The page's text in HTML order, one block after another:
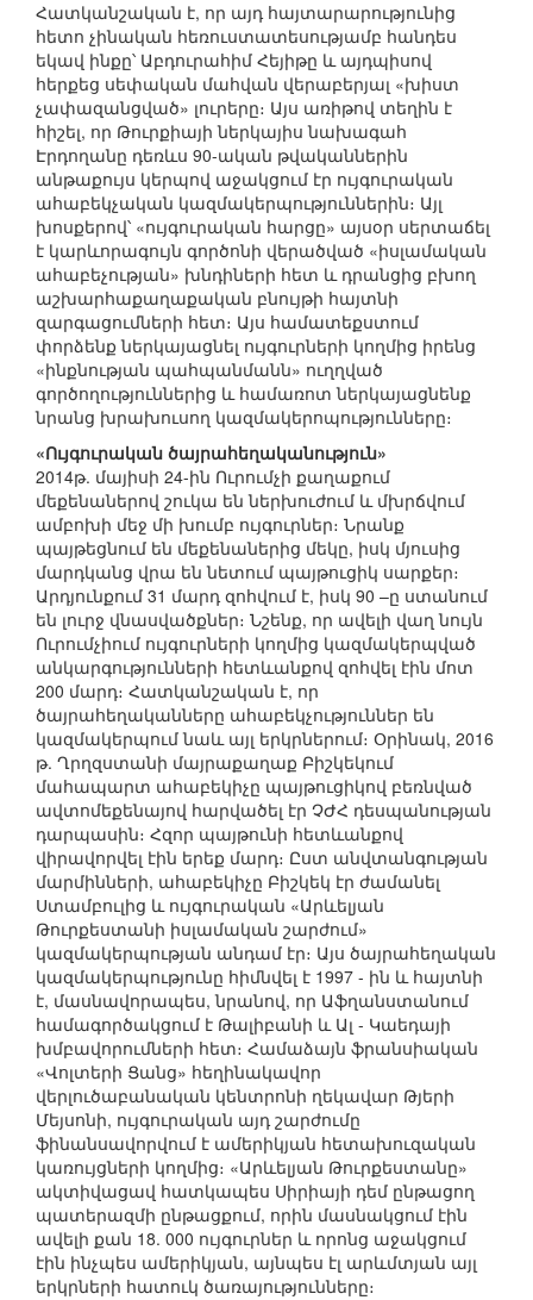
Հատկանշական է, որ այդ հայտարարությունից
հետո չինական հեռուստատեսությամբ հանդես
եկավ ինքը՝ Աբդուրահիմ Հեյիթը և այդպիսով
հերքեց սեփական մահվան վերաբերյալ «խիստ
չափազանցված» լուրերը։ Այս առիթով տեղին է
հիշել, որ Թուրքիայի ներկայիս նախագահ
Էրդողանը դեռևս 90-ական թվականներին
անթաքույս կերպով աջակցում էր ույգուրական
ահաբեկչական կազմակերպություններին։ Այլ
խոսքերով՝ «ույգուրական հարցը» այսօր սերտաճել
է կարևորագույն գործոնի վերածված «իսլամական
ահաբեչության» խնդիների հետ և դրանցից բխող
աշխարհաքաղաքական բնույթի հայտնի
զարգացումների հետ։ Այս համատեքստում
փորձենք ներկայացնել ույգուրների կողմից իրենց
«ինքնության պահպանմանն» ուղղված
գործողություններից և համառոտ ներկայացնենք
նրանց խրախուսող կազմակերոպությունները։
«Ույգուրական ծայրահեղականություն»
2014թ. մայիսի 24-ին Ուրումչի քաղաքում
մեքենաներով շուկա են ներխուժում և մխրճվում
ամբոխի մեջ մի խումբ ույգուրներ։ Նրանք
պայթեցնում են մեքենաներից մեկը, իսկ մյուսից
մարդկանց վրա են նետում պայթուցիկ սարքեր։
Արդյունքում 31 մարդ զոհվում է, իսկ 90 –ը ստանում
են լուրջ վնասվածքներ։ Նշենք, որ ավելի վաղ նույն
Ուրումչիում ույգուրների կողմից կազմակերպված
անկարգությունների հետևանքով զոհվել էին մոտ
200 մարդ։ Հատկանշական է, որ
ծայրահեղականները ահաբեկչություններ են
կազմակերպում նաև այլ երկրներում։ Օրինակ, 2016
թ. Ղրղզստանի մայրաքաղաք Բիշկեկում
մահապարտ ահաբեկիչը պայթուցիկով բեռնված
ավտոմեքենայով հարվածել էր ՉԺՀ դեսպանության
դարպասին։ Հզոր պայթունի հետևանքով
վիրավորվել էին երեք մարդ։ Ըստ անվտանգության
մարմինների, ահաբեկիչը Բիշկեկ էր ժամանել
Ստամբուլից և ույգուրական «Արևելյան
Թուրքեստանի իսլամական շարժում»
կազմակերպության անդամ էր։ Այս ծայրահեղական
կազմակերպությունը հիմնվել է 1997 - ին և հայտնի
է, մասնավորապես, նրանով, որ Աֆղանստանում
համագործակցում է Թալիբանի և Ալ - Կաեդայի
խմբավորումների հետ։ Համաձայն ֆրանսիական
«Վոլտերի Ցանց» հեղինակավոր
վերլուծաբանական կենտրոնի ղեկավար Թյերի
Մեյսոնի, ույգուրական այդ շարժումը
ֆինանսավորվում է ամերիկյան հետախուզական
կառույցների կողմից։ «Արևելյան Թուրքեստանը»
ակտիվացավ հատկապես Սիրիայի դեմ ընթացող
պատերազմի ընթացքում, որին մասնակցում էին
ավելի քան 18. 000 ույգուրներ և որոնց աջակցում
էին ինչպես ամերիկյան, այնպես էլ արևմտյան այլ
երկրների հատուկ ծառայությունները։